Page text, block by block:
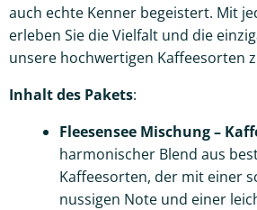
auch echte Kenner begeistert. Mit
erleben Sie die Vielfalt und die
unsere hochwertigen Kaffeesorten
Inhalt des Pakets:
Fleesensee Mischung –
harmonischer Blend aus
Kaffeesorten, der mit einer
nussigen Note und einer